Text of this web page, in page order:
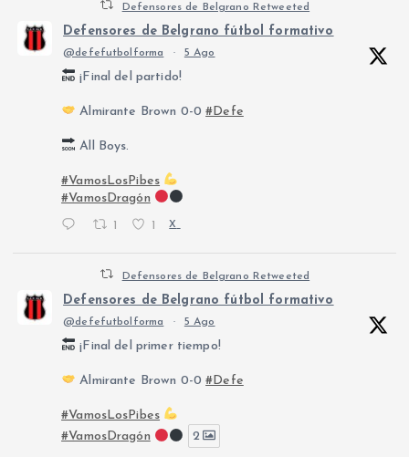
Defensores de Belgrano Retweeted
Defensores de Belgrano fútbol formativo
@defefutbolforma · 5 Ago
¡Final del partido!
Almirante Brown 0-0#Defe
All Boys.
#VamosLosPibes
#VamosDragón
1 1 X
Defensores de Belgrano Retweeted
Defensores de Belgrano fútbol formativo
@defefutbolforma · 5 Ago
¡Final del primer tiempo!
Almirante Brown 0-0#Defe
#VamosLosPibes
#VamosDragón
2